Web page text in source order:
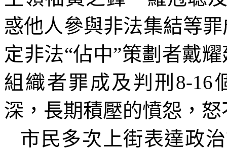
惑他人參與非法集結等
定非法“佔中”策劃者戴
組織者罪成及判刑 8-16
深，長期積壓的憤怨，
市民多次上街表達政